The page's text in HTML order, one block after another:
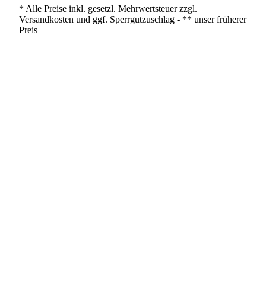
* Alle Preise inkl. gesetzl. Mehrwertsteuer zzgl.
Versandkosten und ggf. Sperrgutzuschlag - ** unser früherer
Preis